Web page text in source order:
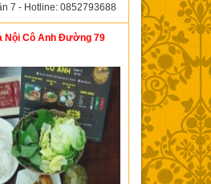
7 - Hotline: 0852793688
Nội Cô Anh Đường 79